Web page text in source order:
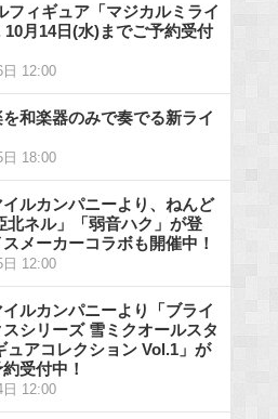
フィギュア「マジカルミライ
10月14日(水)までご予約受付
日 12:00
和楽器のみで奏でる新ライ
日 18:00
ルカンパニーより、ねんど
北ネル」「弱音ハク」が登
メーカーコラボも開催中！
日 12:00
ルカンパニーより「ブライ
シリーズ 雪ミクオールスタ
ュアコレクション Vol.1」が
受付中！
日 12:00